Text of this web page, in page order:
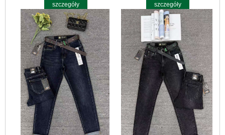
szczegóły szczegóły